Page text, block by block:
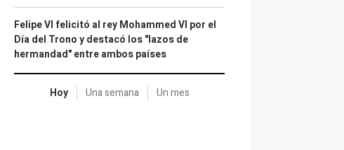
Felipe VI felicitó al rey Mohammed VI por el
Día del Trono y destacó los "lazos de
hermandad" entre ambos países
Hoy Una semana Un mes